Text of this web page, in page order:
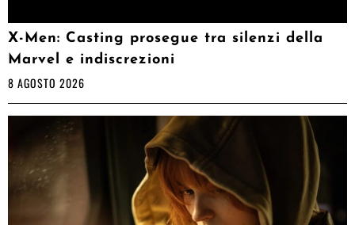
X-Men: Casting prosegue tra silenzi della
Marvel e indiscrezioni
8 AGOSTO 2026